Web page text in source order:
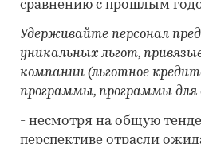
сравнению с прошлым
Удерживайте персонал
уникальных льгот,
компании (льготное
программы, программы для
- несмотря на общую
перспективе отрасли